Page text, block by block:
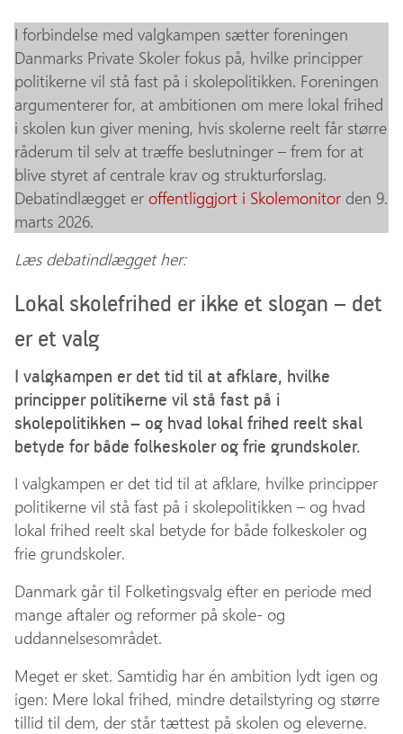
I forbindelse med valgkampen sætter foreningen
Danmarks Private Skoler fokus på, hvilke principper
politikerne vil stå fast på i skolepolitikken. Foreningen
argumenterer for, at ambitionen om mere lokal frihed
i skolen kun giver mening, hvis skolerne reelt får større
råderum til selv at træffe beslutninger – frem for at
blive styret af centrale krav og strukturforslag.
Debatindlægget er offentliggjort i Skolemonitor den 9.
marts 2026.
Læs debatindlægget her:
Lokal skolefrihed er ikke et slogan – det
er et valg
I valgkampen er det tid til at afklare, hvilke
principper politikerne vil stå fast på i
skolepolitikken – og hvad lokal frihed reelt skal
betyde for både folkeskoler og frie grundskoler.
I valgkampen er det tid til at afklare, hvilke principper
politikerne vil stå fast på i skolepolitikken – og hvad
lokal frihed reelt skal betyde for både folkeskoler og
frie grundskoler.
Danmark går til Folketingsvalg efter en periode med
mange aftaler og reformer på skole- og
uddannelsesområdet.
Meget er sket. Samtidig har én ambition lydt igen og
igen: Mere lokal frihed, mindre detailstyring og større
tillid til dem, der står tættest på skolen og eleverne.